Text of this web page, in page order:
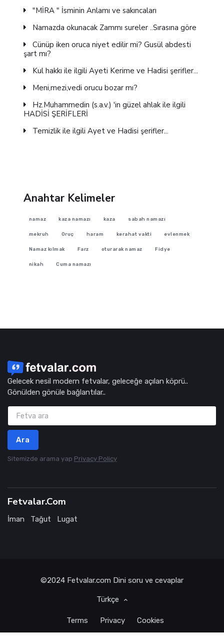
"MİRA " İsminin Anlamı ve sakıncaları
Namazda okunacak Zammı sureler ..Sırasına göre
Cünüp iken oruca niyet edilir mi? Gusül abdesti
şart mı?
Kul hakkı ile ilgili Ayeti Kerime ve Hadisi şerifler...
Meni,mezi,vedi orucu bozar mı?
Hz.Muhammedin (s.a.v.) 'in güzel ahlak ile ilgili
HADİSİ ŞERİFLERİ
Temizlik ile ilgili Ayet ve Hadisi şerifler...
Anahtar Kelimeler
namaz kaza namazı kaza sabah namazı
mekruh Oruç haram kerahat vakti evlenmek
Namaz kılmak Farz oturarak namaz Fidye
nikah Cuma namazı
Gelecek nesil modern fetvalar, geleceğe açılan köprü..
Gönülden gönüle bağlantılar..
Ara
Sitemizde arama yap Privacy Policy
Fetvalar.Com
İman Tağut Lugat
©2024 Fetvalar.com Dini soru ve cevaplar
Türkçe
Terms Privacy Cookies